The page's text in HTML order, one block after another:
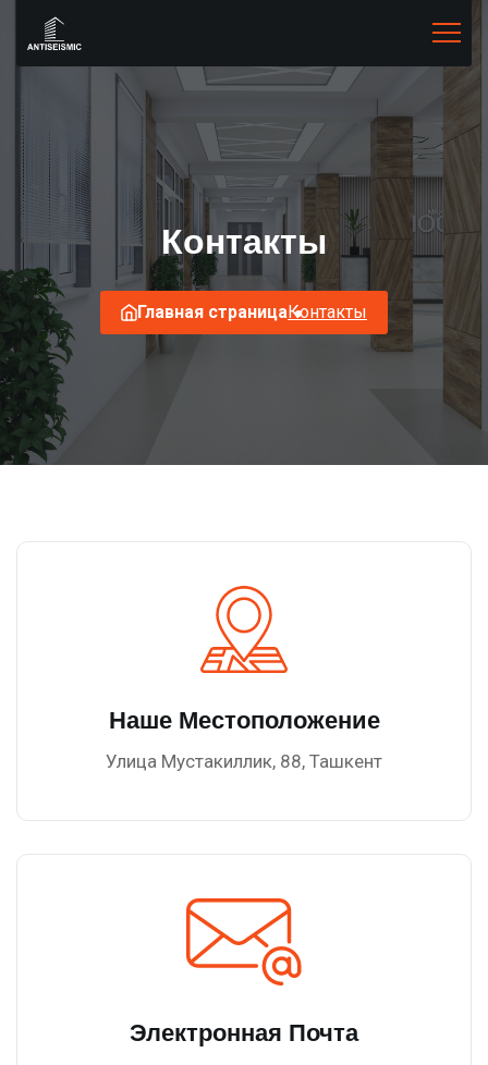
Контакты
Главная страницаКонтакты
Наше Местоположение
Улица Мустакиллик, 88, Ташкент
Электронная Почта